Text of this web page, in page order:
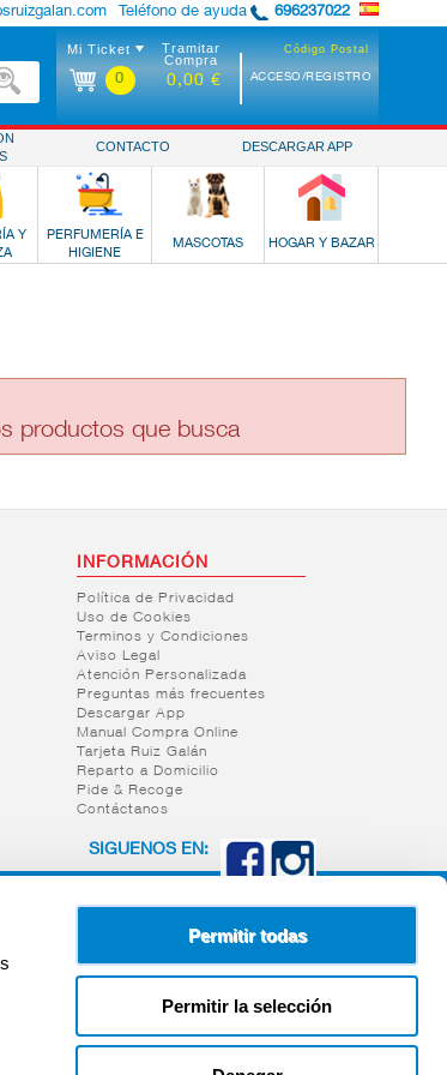
Permitir todas
Permitir la selección
Teléfono de ayuda 696237022
Código Postal
ACCESO/REGISTRO
Mi Ticket
0
Tramitar
Compra
0,00 €
CONTACTO DESCARGAR APP
Y
PERFUMERÍA E
HIGIENE
MASCOTAS HOGAR Y BAZAR
productos que busca
INFORMACIÓN
Política de Privacidad
Uso de Cookies
Terminos y Condiciones
Aviso Legal
Atención Personalizada
Preguntas más frecuentes
Descargar App
Manual Compra Online
Tarjeta Ruiz Galán
Reparto a Domicilio
Pide & Recoge
Contáctanos
SIGUENOS EN: